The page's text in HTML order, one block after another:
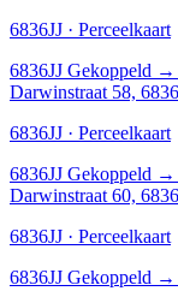
6836JJ · Perceelkaart
6836JJ Gekoppeld →
Darwinstraat 58,
6836JJ · Perceelkaart
6836JJ Gekoppeld →
Darwinstraat 60,
6836JJ · Perceelkaart
6836JJ Gekoppeld →